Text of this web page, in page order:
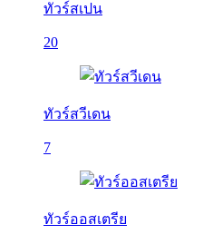
ทัวร์สเปน
20
ทัวร์สวีเดน
7
ทัวร์ออสเตรีย